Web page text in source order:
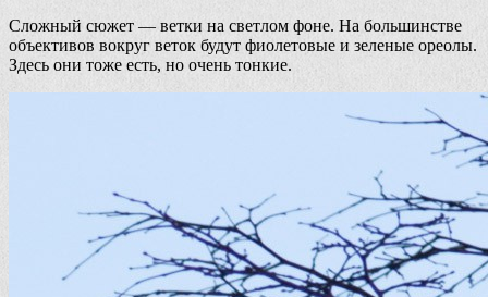
Сложный сюжет — ветки на светлом фоне. На большинстве
объективов вокруг веток будут фиолетовые и зеленые ореолы.
Здесь они тоже есть, но очень тонкие.